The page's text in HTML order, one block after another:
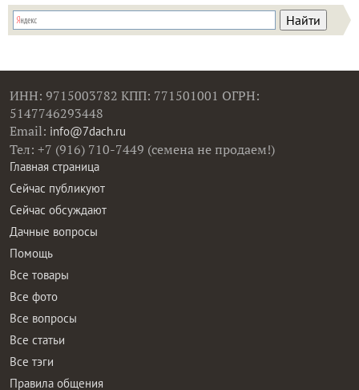
ИНН: 9715003782 КПП: 771501001 ОГРН:
5147746293448
Email: info@7dach.ru
Тел: +7 (916) 710-7449 (семена не продаем!)
Главная страница
Сейчас публикуют
Сейчас обсуждают
Дачные вопросы
Помощь
Все товары
Все фото
Все вопросы
Все статьи
Все тэги
Правила общения